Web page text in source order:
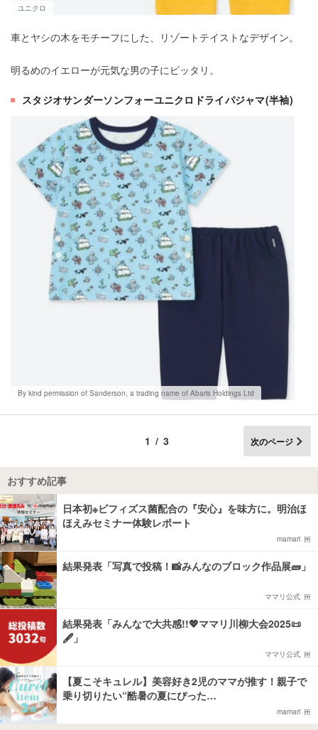
ユニクロ
車とヤシの木をモチーフにした、リゾートテイストなデザイン。
明るめのイエローが元気な男の子にピッタリ。
スタジオサンダーソンフォーユニクロドライパジャマ(半袖)
By kind permission of Sanderson, a trading name of Abaris Holdings Ltd
1/3 次のページ
おすすめ記事
日本初※ビフィズス菌配合の『安心』を味方に。明治ほ
ほえみセミナー体験レポート
mamari
結果発表「写真で投稿！📸みんなのブロック作品展🧱」
ママリ公式
結果発表「みんなで大共感!!💖ママリ川柳大会2025📜
🖋️」
ママリ公式
【夏こそキュレル】美容好き2児のママが推す！親子で
乗り切りたい“酷暑の夏にぴった…
mamari